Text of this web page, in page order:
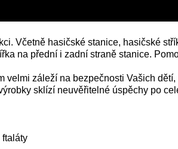
Včetně hasičské stanice, hasičské
na přední i zadní straně stanice.
záleží na bezpečnosti Vašich
sklízí neuvěřitelné úspěchy po
ftaláty